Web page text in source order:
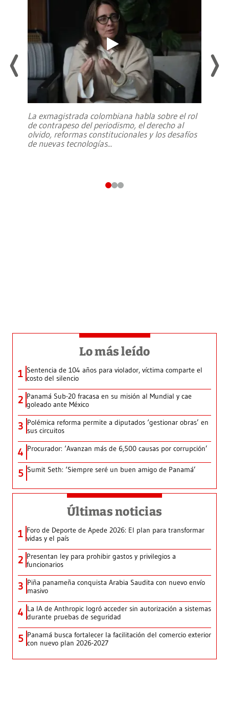
La exmagistrada colombiana habla sobre el rol
de contrapeso del periodismo, el derecho al
olvido, reformas constitucionales y los desafíos
de nuevas tecnologías...
Lo más leído
1 Sentencia de 104 años para violador, víctima comparte el
costo del silencio
2 Panamá Sub-20 fracasa en su misión al Mundial y cae
goleado ante México
3 Polémica reforma permite a diputados ‘gestionar obras’ en
sus circuitos
4 Procurador: ‘Avanzan más de 6,500 causas por corrupción’
5 Sumit Seth: ‘Siempre seré un buen amigo de Panamá’
Últimas noticias
1 Foro de Deporte de Apede 2026: El plan para transformar
vidas y el país
2 Presentan ley para prohibir gastos y privilegios a
funcionarios
3 Piña panameña conquista Arabia Saudita con nuevo envío
masivo
4 La IA de Anthropic logró acceder sin autorización a sistemas
durante pruebas de seguridad
5 Panamá busca fortalecer la facilitación del comercio exterior
con nuevo plan 2026-2027